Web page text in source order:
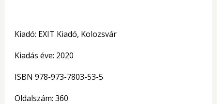
Kiadó: EXIT Kiadó, Kolozsvár
Kiadás éve: 2020
ISBN 978-973-7803-53-5
Oldalszám: 360